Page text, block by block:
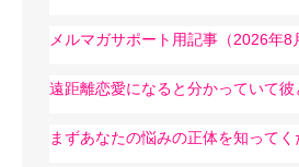
メルマガサポート用記事（2026年8
遠距離恋愛になると分かっていて彼
まずあなたの悩みの正体を知ってく